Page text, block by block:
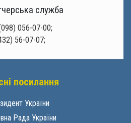
служба
056-07-00;
56-07-07;
посилання
України
Рада України